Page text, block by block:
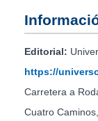
Editorial:
https://
Carretera a
Cuatro